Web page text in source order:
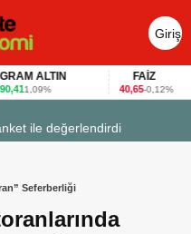
Giriş
Yap
ALTIN
-0,12%
ile değerlendirdi
“Camkurtaran” Seferberliği